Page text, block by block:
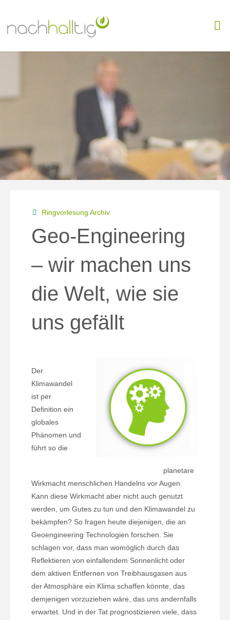
content
Ringvorlesung Archiv
Geo-Engineering
– wir machen uns
die Welt, wie sie
uns gefällt
Der
Klimawandel
ist per
Definition ein
globales
Phänomen und
führt so die
planetare
Wirkmacht menschlichen Handelns vor Augen.
Kann diese Wirkmacht aber nicht auch genutzt
werden, um Gutes zu tun und den Klimawandel zu
bekämpfen? So fragen heute diejenigen, die an
Geoengineering Technologien forschen. Sie
schlagen vor, dass man womöglich durch das
Reflektieren von einfallendem Sonnenlicht oder
dem aktiven Entfernen von Treibhausgasen aus
der Atmosphäre ein Klima schaffen könnte, das
demjenigen vorzuziehen wäre, das uns andernfalls
erwartet. Und in der Tat prognostizieren viele, dass